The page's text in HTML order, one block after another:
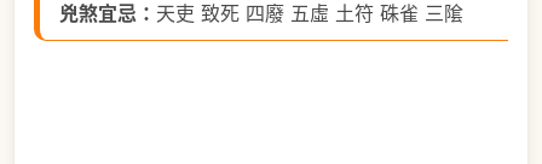
兇煞宜忌： 天吏 致死 四廢 五虛 土符 硃雀 三隂